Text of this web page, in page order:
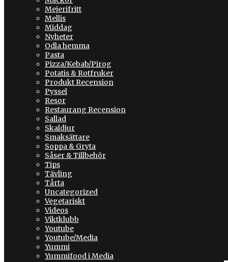
Mejerifritt
Mellis
Middag
Nyheter
Odla hemma
Pasta
Pizza/Kebab/Pirog
Potatis & Rotfruker
Produkt Recension
Pyssel
Resor
Restaurang Recension
Sallad
Skaldjur
Smaksättare
Soppa & Gryta
Såser & Tillbehör
Tips
Tävling
Tårta
Uncategorized
Vegetariskt
Videos
Viktklubb
Youtube
Youtube/Media
Yummi
Yummifood i Media